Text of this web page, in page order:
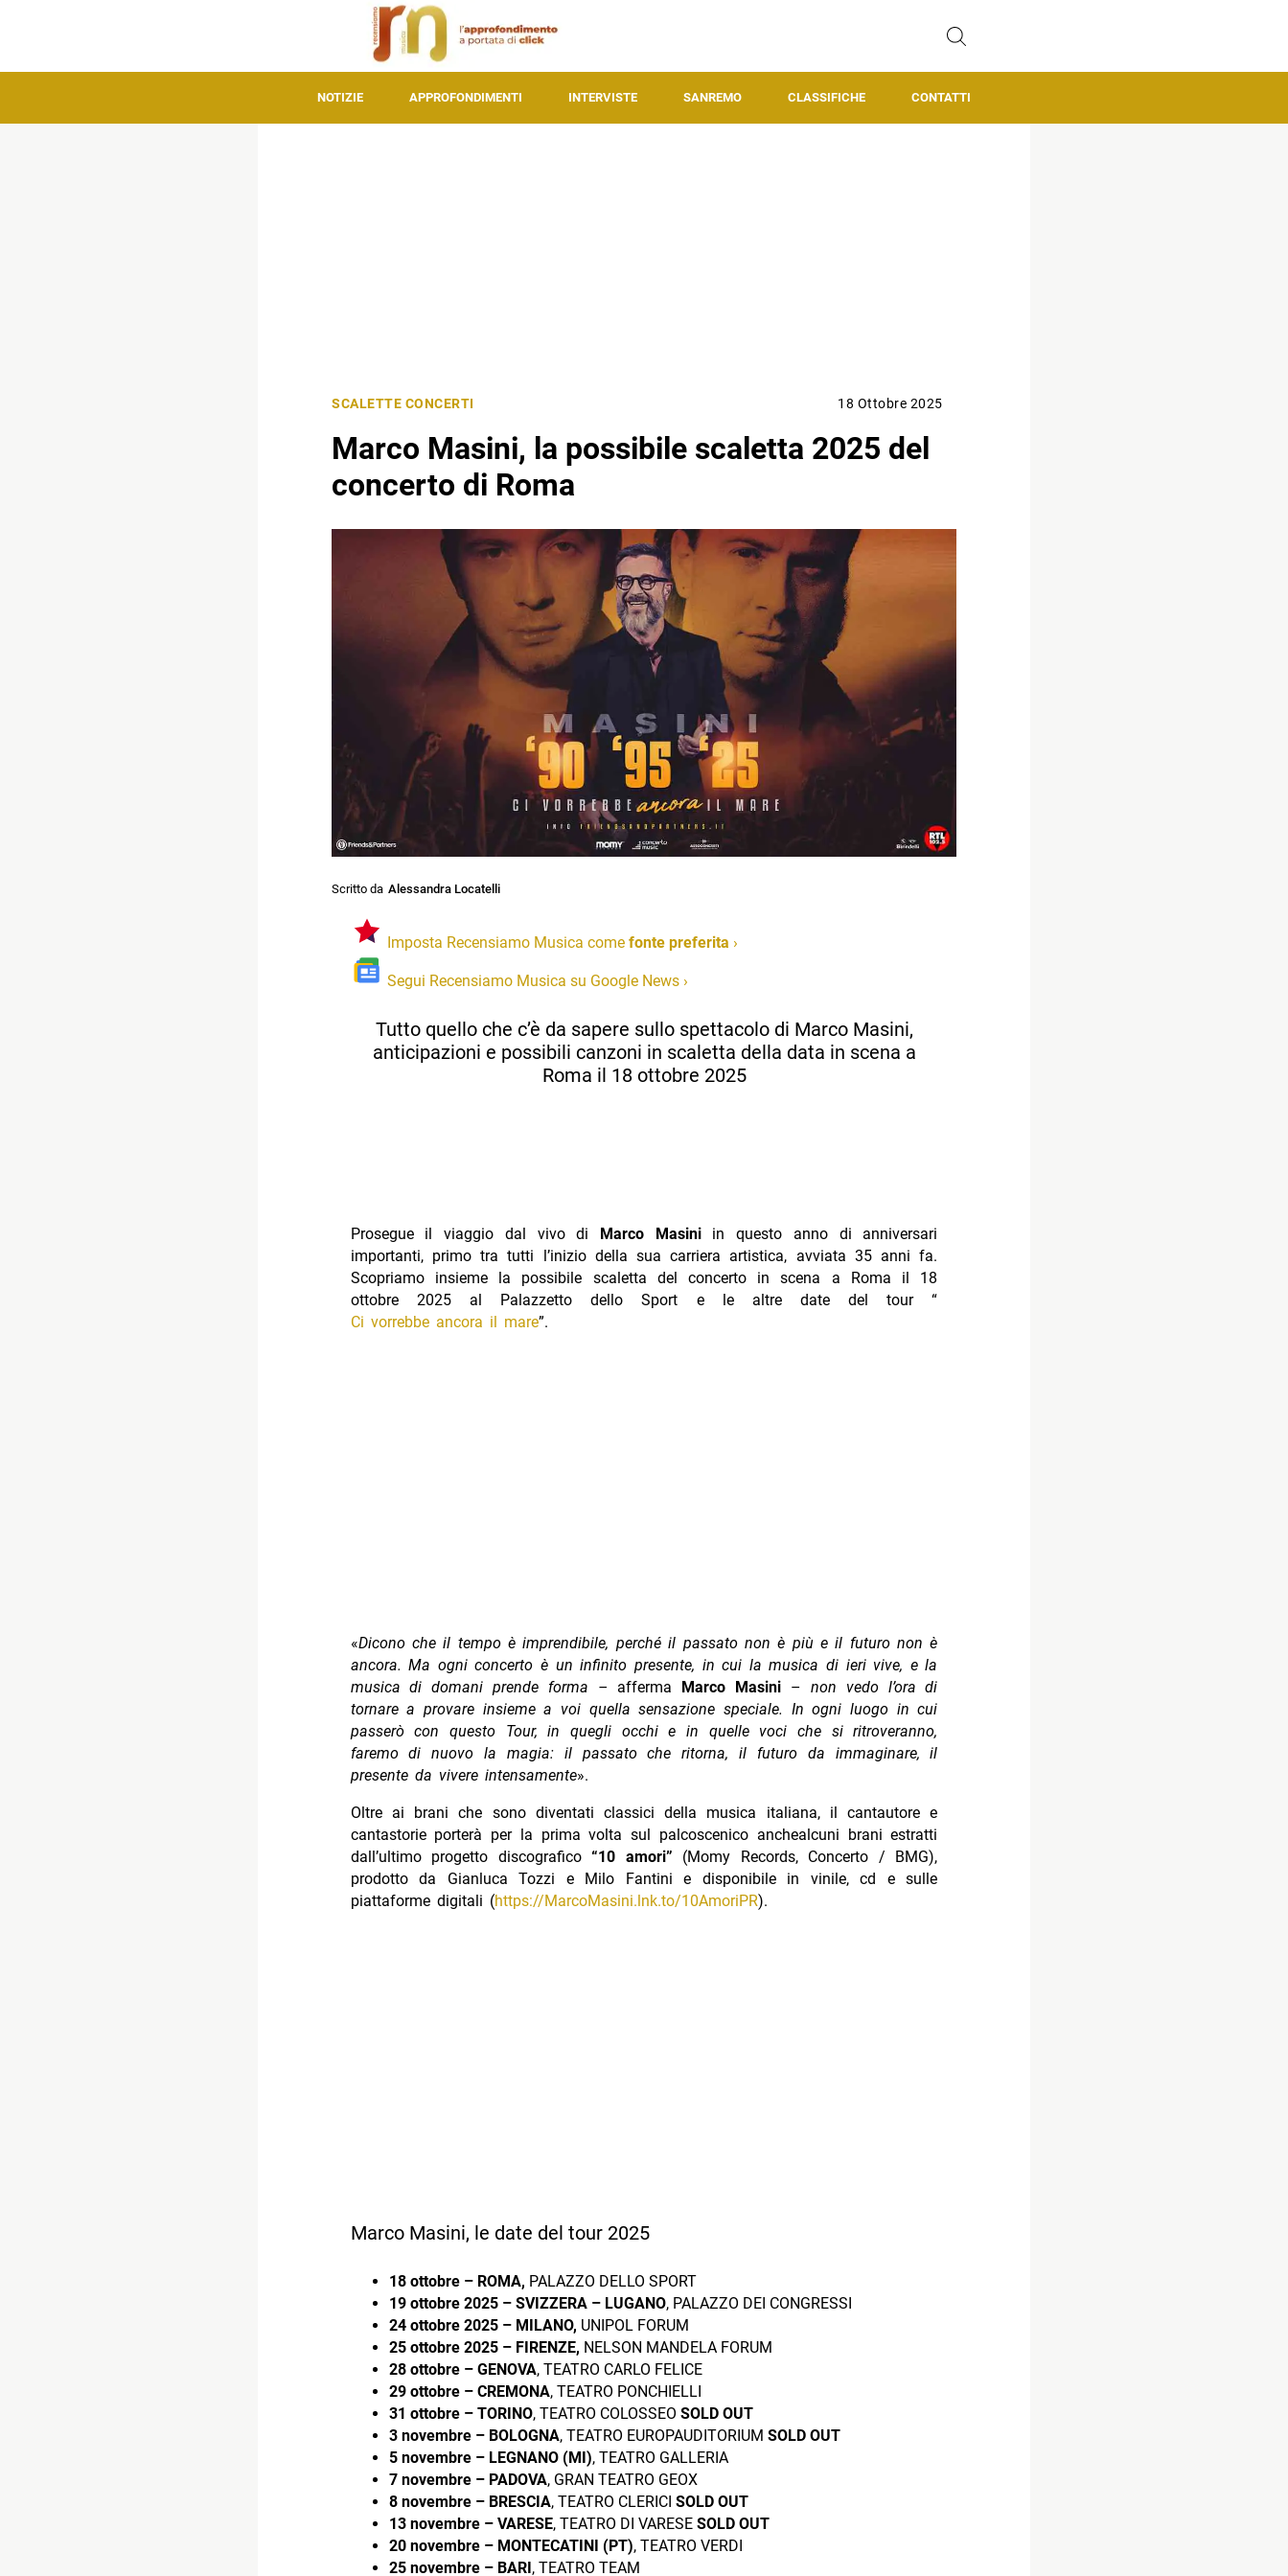
NOTIZIE APPROFONDIMENTI INTERVISTE SANREMO CLASSIFICHE CONTATTI
SCALETTE CONCERTI 18 Ottobre 2025
Marco Masini, la possibile scaletta 2025 del
concerto di Roma
Scritto da Alessandra Locatelli
Imposta Recensiamo Musica come fonte preferita ›
Segui Recensiamo Musica su Google News ›
Tutto quello che c’è da sapere sullo spettacolo di Marco Masini,
anticipazioni e possibili canzoni in scaletta della data in scena a
Roma il 18 ottobre 2025
Prosegue il viaggio dal vivo di Marco Masini in questo anno di anniversari
importanti, primo tra tutti l’inizio della sua carriera artistica, avviata 35 anni fa.
Scopriamo insieme la possibile scaletta del concerto in scena a Roma il 18
ottobre 2025 al Palazzetto dello Sport e le altre date del tour “
Ci vorrebbe ancora il mare”.
«Dicono che il tempo è imprendibile, perché il passato non è più e il futuro non è
ancora. Ma ogni concerto è un infinito presente, in cui la musica di ieri vive, e la
musica di domani prende forma – afferma Marco Masini – non vedo l’ora di
tornare a provare insieme a voi quella sensazione speciale. In ogni luogo in cui
passerò con questo Tour, in quegli occhi e in quelle voci che si ritroveranno,
faremo di nuovo la magia: il passato che ritorna, il futuro da immaginare, il
presente da vivere intensamente».
Oltre ai brani che sono diventati classici della musica italiana, il cantautore e
cantastorie porterà per la prima volta sul palcoscenico anchealcuni brani estratti
dall’ultimo progetto discografico“10 amori” (Momy Records, Concerto / BMG),
prodotto da Gianluca Tozzi e Milo Fantini e disponibile in vinile, cd e sulle
piattaforme digitali (https://MarcoMasini.lnk.to/10AmoriPR).
Marco Masini, le date del tour 2025
18 ottobre – ROMA, PALAZZO DELLO SPORT
19 ottobre 2025 – SVIZZERA – LUGANO, PALAZZO DEI CONGRESSI
24 ottobre 2025 – MILANO, UNIPOL FORUM
25 ottobre 2025 – FIRENZE, NELSON MANDELA FORUM
28 ottobre – GENOVA, TEATRO CARLO FELICE
29 ottobre – CREMONA, TEATRO PONCHIELLI
31 ottobre – TORINO, TEATRO COLOSSEO SOLD OUT
3 novembre – BOLOGNA, TEATRO EUROPAUDITORIUM SOLD OUT
5 novembre – LEGNANO (MI), TEATRO GALLERIA
7 novembre – PADOVA, GRAN TEATRO GEOX
8 novembre – BRESCIA, TEATRO CLERICI SOLD OUT
13 novembre – VARESE, TEATRO DI VARESE SOLD OUT
20 novembre – MONTECATINI (PT), TEATRO VERDI
25 novembre – BARI, TEATRO TEAM